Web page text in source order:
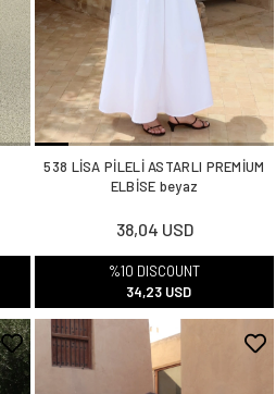
538 LİSA PİLELİ ASTARLI PREMİUM
ELBİSE beyaz
38,04 USD
%10 DISCOUNT
34,23 USD